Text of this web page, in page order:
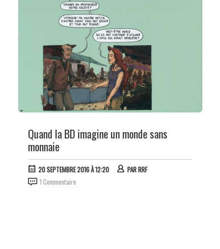
Quand la BD imagine un monde sans
monnaie
20 SEPTEMBRE 2016 À 12:20 PARRRF
1 Commentaire